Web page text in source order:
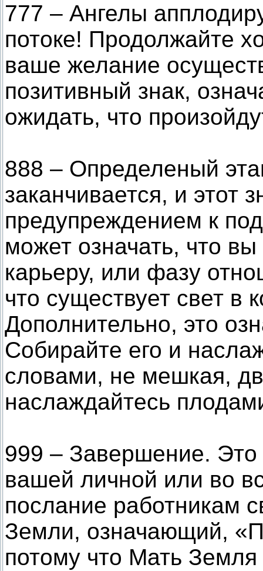
777 – Ангелы
потоке! Продолжайте
ваше желание
позитивный знак,
ожидать, что
888 – Определеный
заканчивается, и этот
предупреждением к
может означать, что
карьеру, или фазу
что существует свет в
Дополнительно, это
Собирайте его и
словами, не мешкая,
наслаждайтесь
999 – Завершение.
вашей личной или во
послание работникам
Земли, означающий,
потому что Мать